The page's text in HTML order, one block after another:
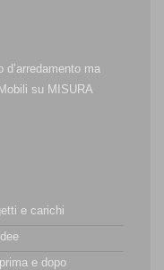
ma
su MISURA
e carichi
e dopo